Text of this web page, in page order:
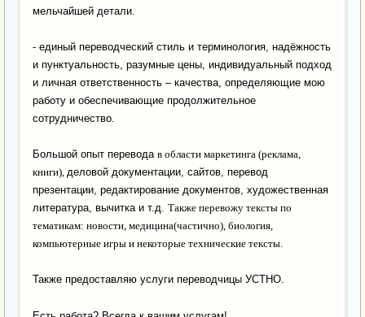
мельчайшей детали.
- единый переводческий стиль и терминология, надёжность
и пунктуальность, разумные цены, индивидуальный подход
и личная ответственность – качества, определяющие мою
работу и обеспечивающие продолжительное
сотрудничество.
Большой опыт перевода в области маркетинга (реклама,
книги), деловой документации, сайтов, перевод
презентации, редактирование документов, художественная
литература, вычитка и т.д. Также перевожу тексты по
тематикам: новости, медицина(частично), биология,
компьютерные игры и некоторые технические тексты.
Также предоставляю услуги переводчицы УСТНО.